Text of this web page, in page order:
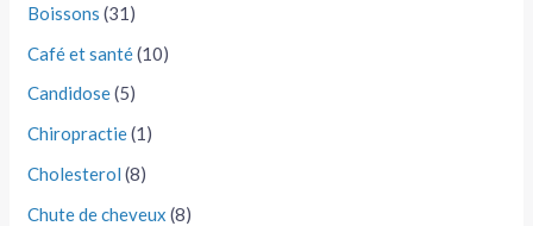
Boissons (31)
Café et santé(10)
Candidose(5)
Chiropractie(1)
Cholesterol (8)
Chute de cheveux (8)